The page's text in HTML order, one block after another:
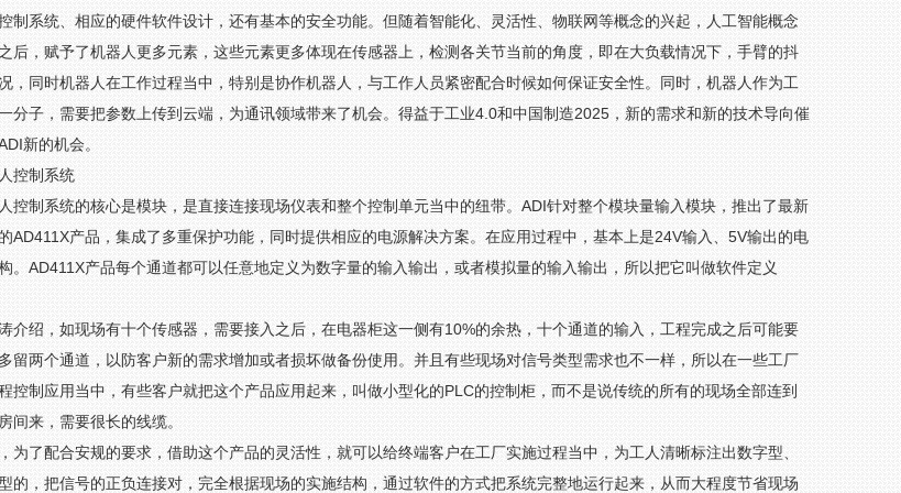
制系统、相应的硬件软件设计，还有基本的安全功能。但随着智能化、灵活性、物联网等概念的兴起，人工智能概念
后，赋予了机器人更多元素，这些元素更多体现在传感器上，检测各关节当前的角度，即在大负载情况下，手臂的抖
，同时机器人在工作过程当中，特别是协作机器人，与工作人员紧密配合时候如何保证安全性。同时，机器人作为工
分子，需要把参数上传到云端，为通讯领域带来了机会。得益于工业4.0和中国制造2025，新的需求和新的技术导向催
新的机会。
控制系统
控制系统的核心是模块，是直接连接现场仪表和整个控制单元当中的纽带。ADI针对整个模块量输入模块，推出了最新
AD411X产品，集成了多重保护功能，同时提供相应的电源解决方案。在应用过程中，基本上是24V输入、5V输出的电
。AD411X产品每个通道都可以任意地定义为数字量的输入输出，或者模拟量的输入输出，所以把它叫做软件定义
介绍，如现场有十个传感器，需要接入之后，在电器柜这一侧有10%的余热，十个通道的输入，工程完成之后可能要
留两个通道，以防客户新的需求增加或者损坏做备份使用。并且有些现场对信号类型需求也不一样，所以在一些工厂
控制应用当中，有些客户就把这个产品应用起来，叫做小型化的PLC的控制柜，而不是说传统的所有的现场全部连到
间来，需要很长的线缆。
为了配合安规的要求，借助这个产品的灵活性，就可以给终端客户在工厂实施过程当中，为工人清晰标注出数字型、
的，把信号的正负连接对，完全根据现场的实施结构，通过软件的方式把系统完整地运行起来，从而大程度节省现场